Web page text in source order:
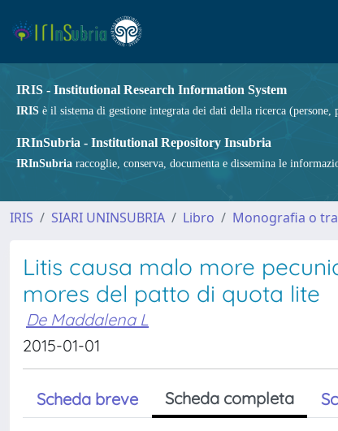
IRIS - Institutional Research Information System
IRIS è il sistema di gestione integrata dei dati della ricerca
IRInSubria - Institutional Repository Insubria
IRInSubria raccoglie, conserva, documenta e dissemina le
IRIS SIARI UNINSUBRIA Libro Monografia o
Litis causa malo more
mores del patto di quota lite
De Maddalena L
2015-01-01
Scheda breve Scheda completa